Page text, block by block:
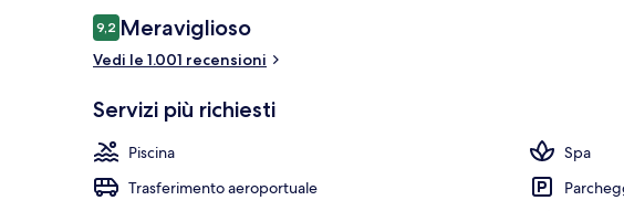
Recensioni
9,29,2 su 10
Meraviglioso
Vedi le 1.001 recensioni
Servizi più richiesti
Piscina
Spa
Trasferimento aeroportuale